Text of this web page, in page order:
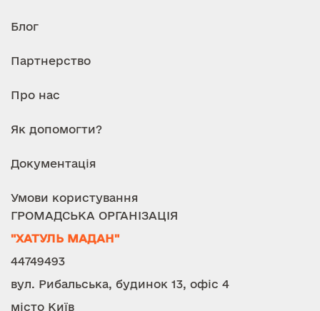
Блог
Партнерство
Про нас
Як допомогти?
Документація
Умови користування
ГРОМАДСЬКА ОРГАНІЗАЦІЯ
"ХАТУЛЬ МАДАН"
44749493
вул. Рибальська, будинок 13, офіс 4
місто Київ